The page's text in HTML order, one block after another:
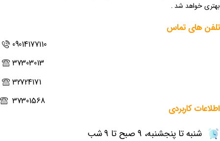
بهتری خواهد شد .
تلفن های تماس
09014177110
37303013
32724171
37301568
اطلاعات کاربردی
شنبه تا پنجشنبه، 9 صبح تا 9 شب